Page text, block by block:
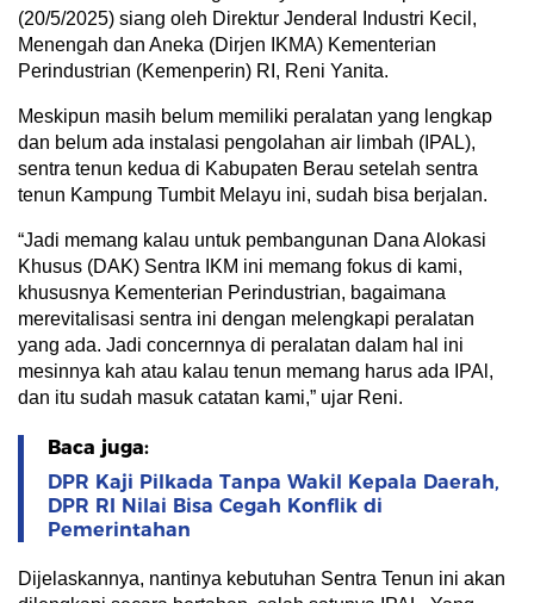
(20/5/2025) siang oleh Direktur Jenderal Industri Kecil,
Menengah dan Aneka (Dirjen IKMA) Kementerian
Perindustrian (Kemenperin) RI, Reni Yanita.
Meskipun masih belum memiliki peralatan yang lengkap
dan belum ada instalasi pengolahan air limbah (IPAL),
sentra tenun kedua di Kabupaten Berau setelah sentra
tenun Kampung Tumbit Melayu ini, sudah bisa berjalan.
“Jadi memang kalau untuk pembangunan Dana Alokasi
Khusus (DAK) Sentra IKM ini memang fokus di kami,
khususnya Kementerian Perindustrian, bagaimana
merevitalisasi sentra ini dengan melengkapi peralatan
yang ada. Jadi concernnya di peralatan dalam hal ini
mesinnya kah atau kalau tenun memang harus ada IPAl,
dan itu sudah masuk catatan kami,” ujar Reni.
Baca juga:
DPR Kaji Pilkada Tanpa Wakil Kepala Daerah,
DPR RI Nilai Bisa Cegah Konflik di
Pemerintahan
Dijelaskannya, nantinya kebutuhan Sentra Tenun ini akan